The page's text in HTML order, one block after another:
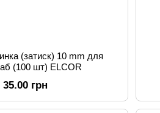
(затиск) 10 mm для
(100 шт) ELCOR
35.00 грн